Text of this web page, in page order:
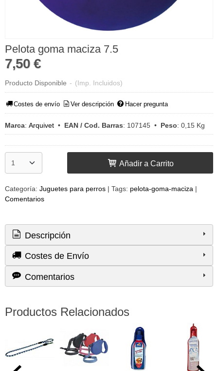
Pelota goma maciza 7.5
7,50 €
Producto Disponible - (Imp. Incluidos)
Costes de envío Ver descripción Hacer pregunta
Marca: Arquivet • EAN / Cod. Barras: 107145 • Peso: 0,15 Kg
Añadir a Carrito
Categoría: Juguetes para perros | Tags: pelota-goma-maciza |
Comentarios
Descripción
Costes de Envío
Comentarios
Productos Relacionados